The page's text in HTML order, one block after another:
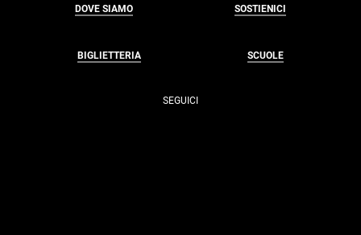
DOVE SIAMO SOSTIENICI
BIGLIETTERIA SCUOLE
SEGUICI